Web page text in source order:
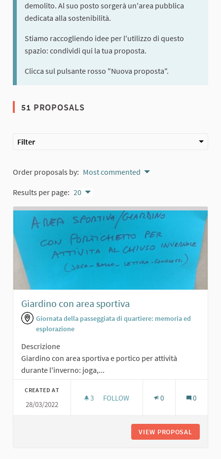
demolito. Al suo posto sorgerà un'area pubblica
dedicata alla sostenibilità.
Stiamo raccogliendo idee per l'utilizzo di questo
spazio: condividi qui la tua proposta.
Clicca sul pulsante rosso "Nuova proposta".
51 PROPOSALS
Filter
Order proposals by: Most commented
Results per page: 20
Giardino con area sportiva
Giornata della passeggiata di quartiere: memoria ed
esplorazione
Descrizione
Giardino con area sportiva e portico per attività
durante l'inverno: joga,...
CREATED AT
28/03/2022
3 3 FOLLOWERS
FOLLOW 0 0
VIEW PROPOSAL